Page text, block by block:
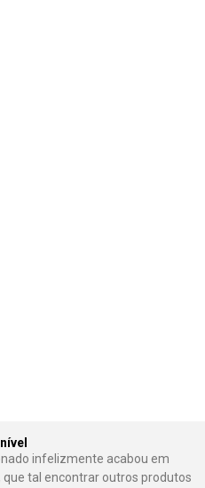
infelizmente acabou em
que tal encontrar outros produtos